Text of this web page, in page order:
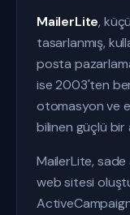
MailerLite,
tasarlanmış,
posta
ise 2003'ten
otomasyon ve
bilinen güçlü bir
MailerLite,
web sitesi